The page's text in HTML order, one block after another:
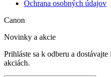
Ochrana osobných údajov
Canon
Novinky a akcie
Prihláste sa k odberu a
akciách.